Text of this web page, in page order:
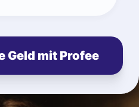
Geld mit Profee